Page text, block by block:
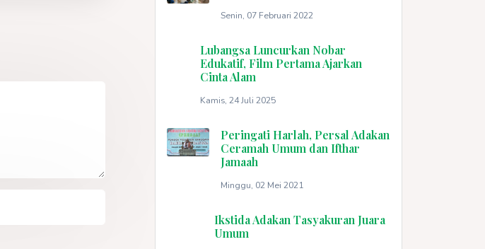
Senin, 07 Februari 2022
Lubangsa Luncurkan Nobar
Edukatif, Film Pertama Ajarkan
Cinta Alam
Kamis, 24 Juli 2025
Peringati Harlah, Persal Adakan
Ceramah Umum dan Ifthar
Jamaah
Minggu, 02 Mei 2021
Ikstida Adakan Tasyakuran Juara
Umum